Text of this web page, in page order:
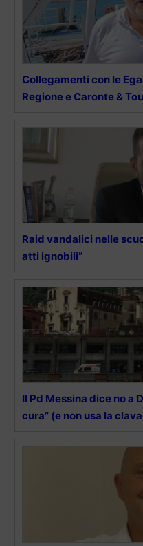
Collegamenti con le
Regione e Caronte &
Raid vandalici nelle
atti ignobili”
Il Pd Messina dice no a
cura” (e non usa la